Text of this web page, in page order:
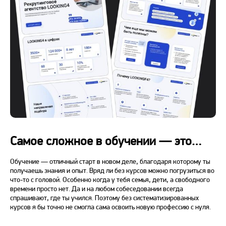
Самое сложное в обучении — это…
Обучение — отличный старт в новом деле, благодаря которому ты
получаешь знания и опыт. Вряд ли без курсов можно погрузиться во
что-то с головой. Особенно когда у тебя семья, дети, а свободного
времени просто нет. Да и на любом собеседовании всегда
спрашивают, где ты учился. Поэтому без систематизированных
курсов я бы точно не смогла сама освоить новую профессию с нуля.